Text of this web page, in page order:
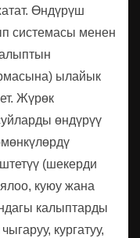
Өндүрүш
системасы менен
ылайык
Жүрөк
өндүрүү
(шекерди
куюу жана
калыптарды
кургатуу,